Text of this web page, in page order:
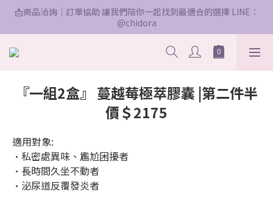
📩商品洽詢｜訂單協助 讓我們陪你一起找到最適合的選擇 LINE：
@chidora
『一組2盒』 蔓越莓極萃膠囊 |第二件半
價＄2175
適用對象:
·私密處異味、尷尬困擾者
·長時間久坐不動者
·泌尿道反覆發炎者